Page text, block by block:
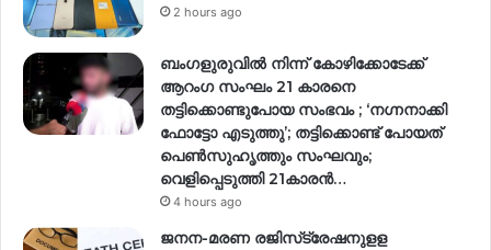
2 hours ago
ബംഗളുരുവിൽ നിന്ന് കോഴിക്കോടേക്ക്
ആറംഗ സംഘം 21 കാരനെ
തട്ടിക്കൊണ്ടുപോയ സംഭവം ; ‘നഗ്നനാക്കി
ഫോട്ടോ എടുത്തു’; തട്ടിക്കൊണ്ട് പോയത്
പെണ്‍സുഹൃത്തും സംഘവും;
വെളിപ്പെടുത്തി 21കാരന്‍…
4 hours ago
ജനന-മരണ രജിസ്‌ട്രേഷനുളള